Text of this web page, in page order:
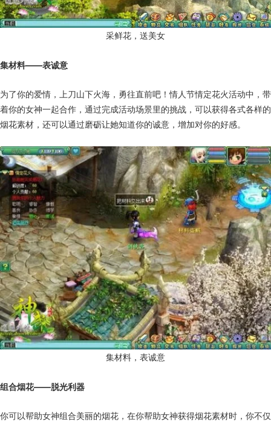
采鲜花，送美女
集材料——表诚意
为了你的爱情，上刀山下火海，勇往直前吧！情人节情定花火活动中，带
着你的女神一起合作，通过完成活动场景里的挑战，可以获得各式各样的
烟花素材，还可以通过磨砺让她知道你的诚意，增加对你的好感。
集材料，表诚意
组合烟花——脱光利器
你可以帮助女神组合美丽的烟花，在你帮助女神获得烟花素材时，你不仅